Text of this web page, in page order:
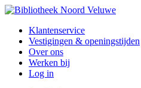
Klantenservice
Vestigingen & openingstijden
Over ons
Werken bij
Log in